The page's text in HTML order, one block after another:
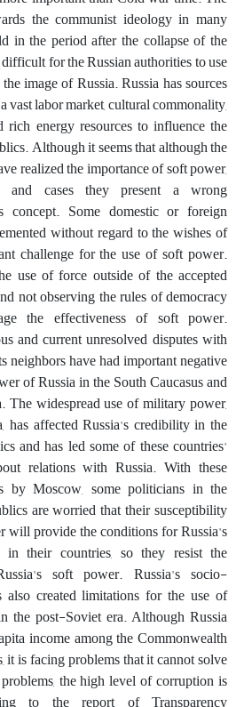
the communist ideology in many
in the period after the collapse of the
for the Russian authorities to use
image of Russia. Russia has sources
vast labor market, cultural commonality,
energy resources to influence the
Although it seems that although the
realized the importance of soft power,
and cases they present a wrong
concept. Some domestic or foreign
without regard to the wishes of
challenge for the use of soft power.
use of force outside of the accepted
not observing the rules of democracy
the effectiveness of soft power.
and current unresolved disputes with
neighbors have had important negative
of Russia in the South Caucasus and
The widespread use of military power,
has affected Russia's credibility in the
and has led some of these countries'
relations with Russia. With these
by Moscow, some politicians in the
are worried that their susceptibility
will provide the conditions for Russia's
in their countries, so they resist the
soft power. Russia's socio-
also created limitations for the use of
the post-Soviet era. Although Russia
income among the Commonwealth
it is facing problems that it cannot solve
the high level of corruption is